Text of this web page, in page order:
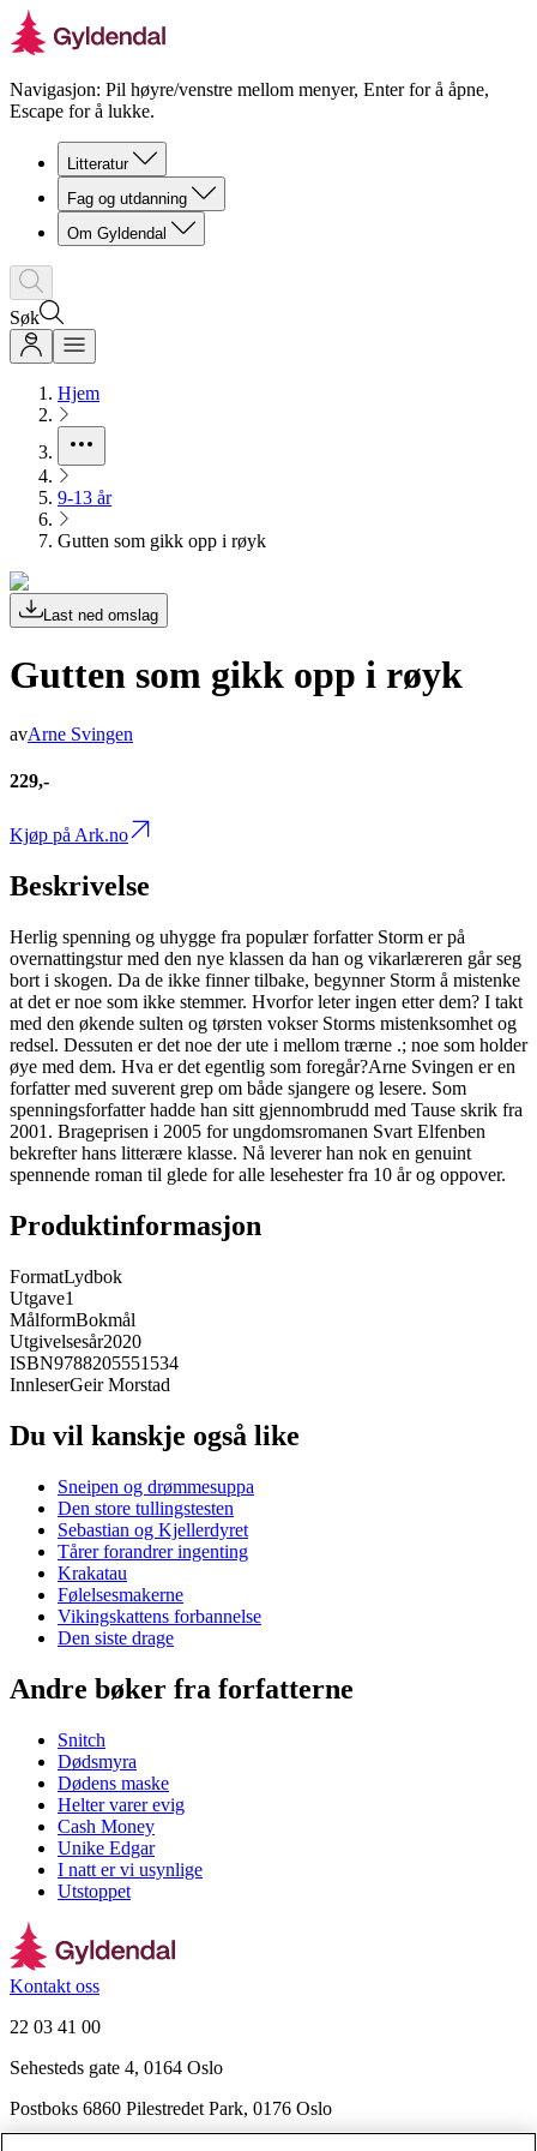
Navigasjon: Pil høyre/venstre mellom menyer, Enter for å åpne,
Escape for å lukke.
Litteratur
Fag og utdanning
Om Gyldendal
Søk
Hjem
9-13 år
Gutten som gikk opp i røyk
Last ned omslag
Gutten som gikk opp i røyk
avArne Svingen
229,-
Kjøp på Ark.no
Beskrivelse
Herlig spenning og uhygge fra populær forfatter Storm er på
overnattingstur med den nye klassen da han og vikarlæreren går seg
bort i skogen. Da de ikke finner tilbake, begynner Storm å mistenke
at det er noe som ikke stemmer. Hvorfor leter ingen etter dem? I takt
med den økende sulten og tørsten vokser Storms mistenksomhet og
redsel. Dessuten er det noe der ute i mellom trærne .; noe som holder
øye med dem. Hva er det egentlig som foregår?Arne Svingen er en
forfatter med suverent grep om både sjangere og lesere. Som
spenningsforfatter hadde han sitt gjennombrudd med Tause skrik fra
2001. Brageprisen i 2005 for ungdomsromanen Svart Elfenben
bekrefter hans litterære klasse. Nå leverer han nok en genuint
spennende roman til glede for alle lesehester fra 10 år og oppover.
Produktinformasjon
FormatLydbok
Utgave1
MålformBokmål
Utgivelsesår2020
ISBN9788205551534
InnleserGeir Morstad
Du vil kanskje også like
Sneipen og drømmesuppa
Den store tullingstesten
Sebastian og Kjellerdyret
Tårer forandrer ingenting
Krakatau
Følelsesmakerne
Vikingskattens forbannelse
Den siste drage
Andre bøker fra forfatterne
Snitch
Dødsmyra
Dødens maske
Helter varer evig
Cash Money
Unike Edgar
I natt er vi usynlige
Utstoppet
Kontakt oss
22 03 41 00
Sehesteds gate 4, 0164 Oslo
Postboks 6860 Pilestredet Park, 0176 Oslo